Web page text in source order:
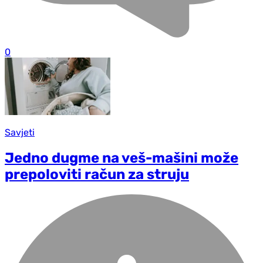
0
Savjeti
Jedno dugme na veš-mašini može
prepoloviti račun za struju